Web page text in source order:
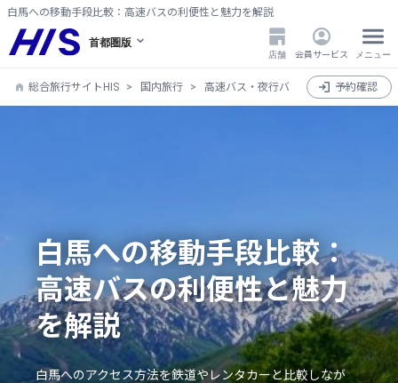
白馬への移動手段比較：高速バスの利便性と魅力を解説
首都圏版
店舗 会員サービス メニュー
総合旅行サイトHIS 国内旅行 高速バス・夜行バス 高速バス・夜
予約確認
白馬への移動手段比較：
高速バスの利便性と魅力
を解説
白馬へのアクセス方法を鉄道やレンタカーと比較しなが